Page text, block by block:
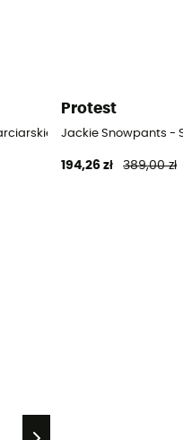
dziecięce
Protest
Jackie Snowpants -
194,26 zł 389,00 zł